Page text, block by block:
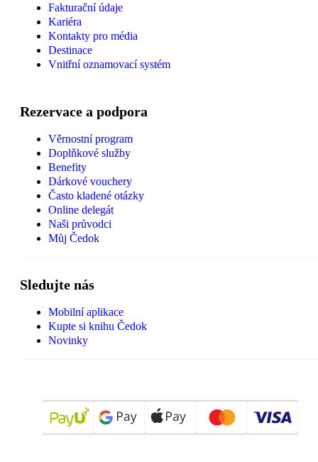
Fakturační údaje
Kariéra
Kontakty pro média
Destinace
Vnitřní oznamovací systém
Rezervace a podpora
Věrnostní program
Doplňkové služby
Benefity
Dárkové vouchery
Často kladené otázky
Online delegát
Naši průvodci
Můj Čedok
Sledujte nás
Mobilní aplikace
Kupte si knihu Čedok
Novinky